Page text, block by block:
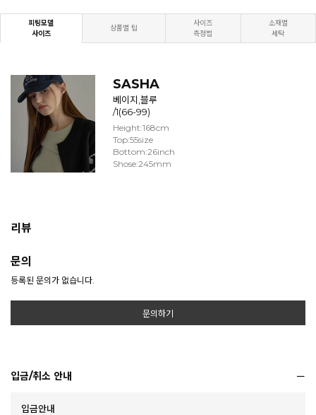
피팅모델
사이즈
상품별 팁
사이즈
측정법
소재별
세탁
SASHA
베이지,블루
/1(66-99)
Height:168cm
Top:55size
Bottom:26inch
Shose:245mm
리뷰
문의
등록된 문의가 없습니다.
문의하기
입금/취소 안내
입금안내